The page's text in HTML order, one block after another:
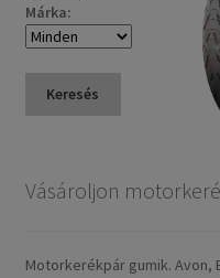
Márka:
Keresés
Vásároljon
Motorkerékpár gumik. Avon,